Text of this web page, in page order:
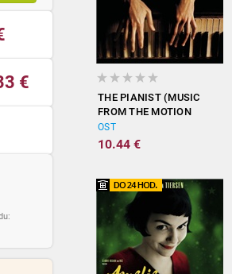
€
THE PIANIST (MUSIC
FROM THE MOTION
PICTURE)
OST
10.44 €